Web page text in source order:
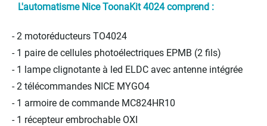
L'automatisme Nice ToonaKit 4024 comprend :
- 2 motoréducteurs TO4024
- 1 paire de cellules photoélectriques EPMB (2 fils)
- 1 lampe clignotante à led ELDC avec antenne intégrée
- 2 télécommandes NICE MYGO4
- 1 armoire de commande MC824HR10
- 1 récepteur embrochable OXI